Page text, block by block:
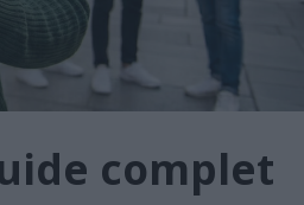
complet